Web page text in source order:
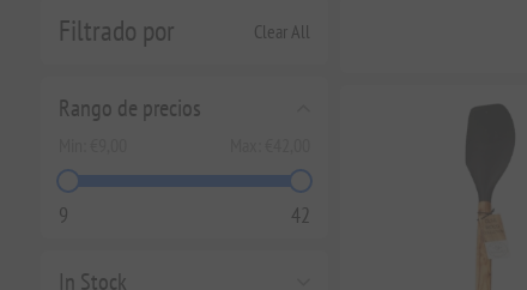
Filtrado por Clear All
Rango de precios
9 42
In Stock